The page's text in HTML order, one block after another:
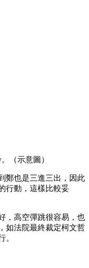
（示意圖）
鄭也是三進三出，因此
行動，這樣比較妥
，高空彈跳很容易，也
如法院最終裁定柯文哲
。